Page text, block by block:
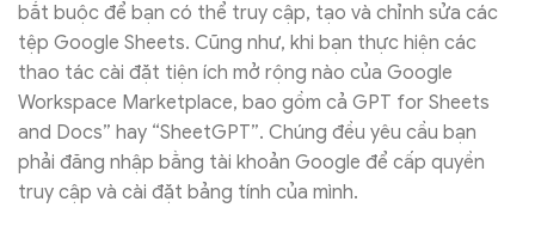
bắt buộc để bạn có thể truy cập, tạo và chỉnh sửa các
tệp Google Sheets. Cũng như, khi bạn thực hiện các
thao tác cài đặt tiện ích mở rộng nào của Google
Workspace Marketplace, bao gồm cả GPT for Sheets
and Docs” hay “SheetGPT”. Chúng đều yêu cầu bạn
phải đăng nhập bằng tài khoản Google để cấp quyền
truy cập và cài đặt bảng tính của mình.